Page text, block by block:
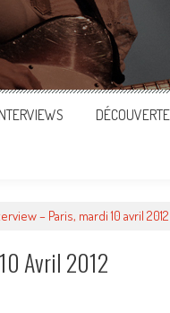
– Paris, mardi 10 avril 2012
Avril 2012